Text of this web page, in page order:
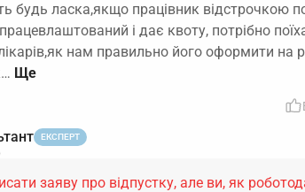
будь ласка,якщо працівник відстрочкою по
і дає квоту, потрібно
лікарів,як нам правильно його оформити на
ЕКСПЕРТ
заяву про відпустку, але ви, як